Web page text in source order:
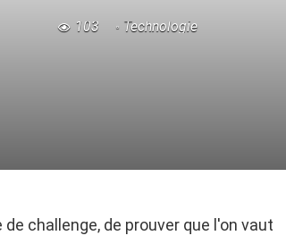
103 Technologie
challenge, de prouver que l'on vaut